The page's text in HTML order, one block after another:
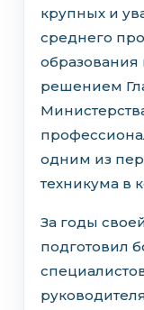
крупных и
среднего
образования
решением
одним из
техникума в
За годы
подготовил